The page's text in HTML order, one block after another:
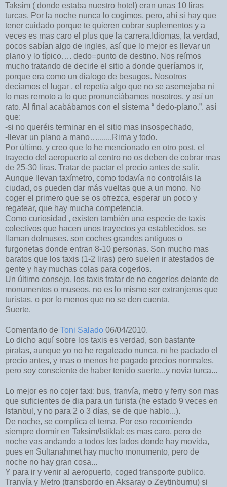
Taksim ( donde estaba nuestro hotel) eran unas 10 liras
turcas. Por la noche nunca lo cogimos, pero, ahí si hay que
tener cuidado porque te quieren cobrar suplementos y a
veces es mas caro el plus que la carrera.Idiomas, la verdad,
pocos sabían algo de ingles, así que lo mejor es llevar un
plano y lo típico…. dedo=punto de destino. Nos reímos
mucho tratando de decirle el sitio a donde queríamos ir,
porque era como un dialogo de besugos. Nosotros
decíamos el lugar , el repetía algo que no se asemejaba ni
lo mas remoto a lo que pronunciábamos nosotros, y así un
rato. Al final acabábamos con el sistema “ dedo-plano.”. así
que:
-si no queréis terminar en el sitio mas insospechado,
-llevar un plano a mano….......Rima y todo.
Por último, y creo que lo he mencionado en otro post, el
trayecto del aeropuerto al centro no os deben de cobrar mas
de 25-30 liras. Tratar de pactar el precio antes de salir.
Aunque llevan taxímetro, como todavía no controláis la
ciudad, os pueden dar más vueltas que a un mono. No
coger el primero que se os ofrezca, esperar un poco y
regatear, que hay mucha competencia.
Como curiosidad , existen también una especie de taxis
colectivos que hacen unos trayectos ya establecidos, se
llaman dolmuses. son coches grandes antiguos o
furgonetas donde entran 8-10 personas. Son mucho mas
baratos que los taxis (1-2 liras) pero suelen ir atestados de
gente y hay muchas colas para cogerlos.
Un último consejo, los taxis tratar de no cogerlos delante de
monumentos o museos, no es lo mismo ser extranjeros que
turistas, o por lo menos que no se den cuenta.
Suerte.
Comentario de Toni Salado 06/04/2010.
Lo dicho aquí sobre los taxis es verdad, son bastante
piratas, aunque yo no he regateado nunca, ni he pactado el
precio antes, y mas o menos he pagado precios normales,
pero soy consciente de haber tenido suerte...y novia turca...
Lo mejor es no cojer taxi: bus, tranvía, metro y ferry son mas
que suficientes de dia para un turista (he estado 9 veces en
Istanbul, y no para 2 o 3 días, se de que hablo...).
De noche, se complica el tema. Por eso recomiendo
siempre dormir en Taksim/Istiklal: es mas caro, pero de
noche vas andando a todos los lados donde hay movida,
pues en Sultanahmet hay mucho monumento, pero de
noche no hay gran cosa...
Y para ir y venir al aeropuerto, coged transporte publico.
Tranvía y Metro (transbordo en Aksaray o Zeytinburnu) si